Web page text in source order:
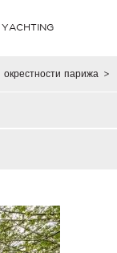
YACHTING
окрестности парижа >